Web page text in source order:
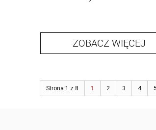
ZOBACZ WIĘCEJ
Strona 1 z 8 1 2 3 4 5